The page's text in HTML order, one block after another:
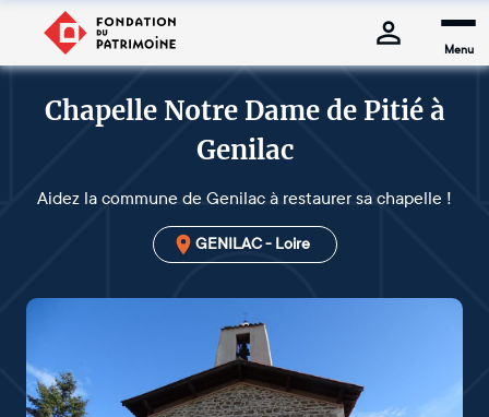
Menu
Chapelle Notre Dame de Pitié à
Genilac
Aidez la commune de Genilac à restaurer sa chapelle !
GENILAC - Loire